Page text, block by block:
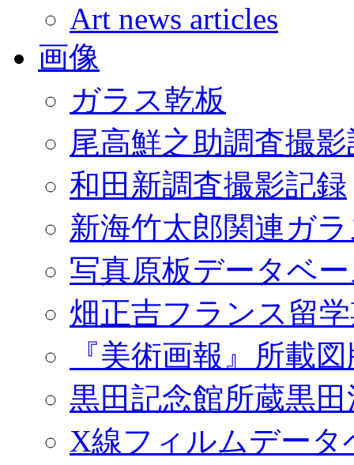
Art news articles
画像
ガラス乾板
尾高鮮之助調査撮
和田新調査撮影記録
新海竹太郎関連ガ
写真原板データベ
畑正吉フランス留
『美術画報』所載
黒田記念館所蔵黒
X線フィルムデータ